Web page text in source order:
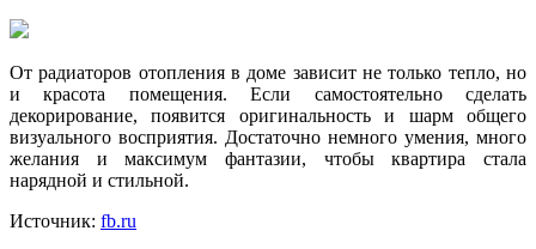
От радиаторов отопления в доме зависит не только тепло, но
и красота помещения. Если самостоятельно сделать
декорирование, появится оригинальность и шарм общего
визуального восприятия. Достаточно немного умения, много
желания и максимум фантазии, чтобы квартира стала
нарядной и стильной.
Источник: fb.ru